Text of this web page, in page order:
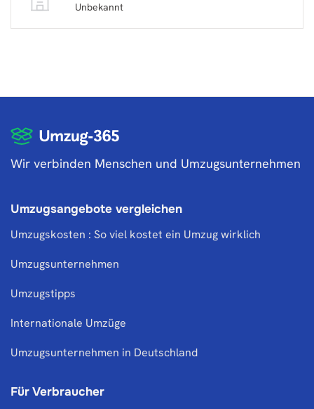
Unbekannt
Wir verbinden Menschen und Umzugsunternehmen
Umzugsangebote vergleichen
Umzugskosten : So viel kostet ein Umzug wirklich
Umzugsunternehmen
Umzugstipps
Internationale Umzüge
Umzugsunternehmen in Deutschland
Für Verbraucher